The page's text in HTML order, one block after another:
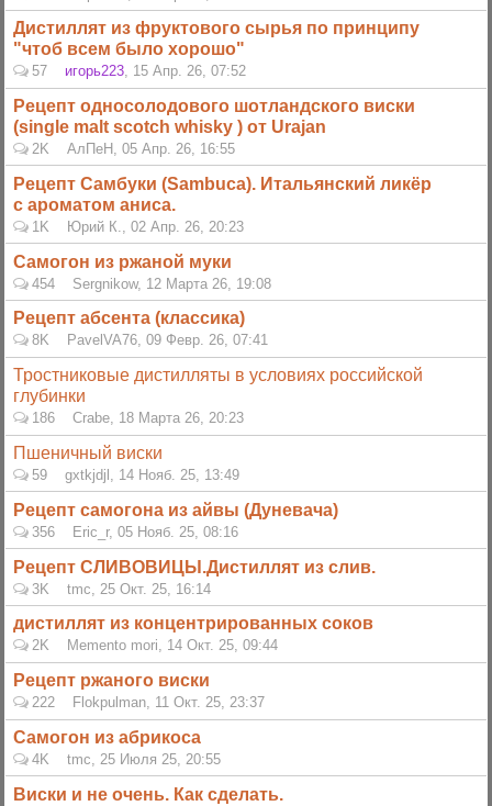
Дистиллят из фруктового сырья по принципу
"чтоб всем было хорошо"
57 игорь223, 15 Апр. 26, 07:52
Рецепт односолодового шотландского виски
(single malt scotch whisky ) от Urajan
2K АлПеН , 05 Апр. 26, 16:55
Рецепт Самбуки (Sambuca). Итальянский ликёр
с ароматом аниса.
1K Юрий К. 02 Апр. 26, 20:23
Cамогон из ржаной муки
454 Sergnikow, 12 Марта 26, 19:08
Рецепт абсента (классика)
8K PavelVA76, 09 Февр. 26, 07:41
Тростниковые дистилляты в условиях российской
глубинки
186 Crabe, 18 Марта 26, 20:23
Пшеничный виски
59 gxtkjdjl 14 Нояб. 25, 13:49
Рецепт самогона из айвы (Дуневача)
356 Eric_r, 05 Нояб. 25, 08:16
Рецепт СЛИВОВИЦЫ.Дистиллят из слив.
3K tmc 25 Окт. 25, 16:14
дистиллят из концентрированных соков
2K Memento mori, 14 Окт. 25, 09:44
Рецепт ржаного виски
222 Flokpulman, 11 Окт. 25, 23:37
Самогон из абрикоса
4K tmc 25 Июля 25, 20:55
Виски и не очень. Как сделать.